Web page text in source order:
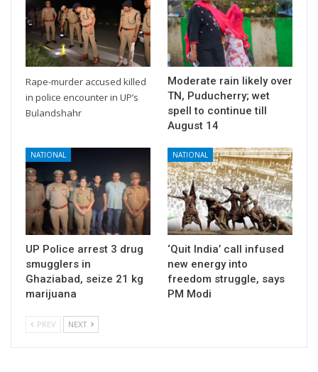
Rape-murder accused killed
in police encounter in UP’s
Bulandshahr
Moderate rain likely over
TN, Puducherry; wet
spell to continue till
August 14
NATIONAL
UP Police arrest 3 drug
smugglers in
Ghaziabad, seize 21 kg
marijuana
NATIONAL
‘Quit India’ call infused
new energy into
freedom struggle, says
PM Modi
PREV NEXT